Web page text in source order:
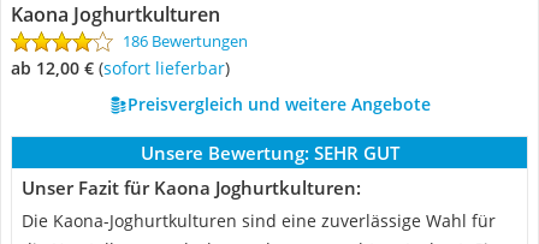
Kaona Joghurtkulturen
186 Bewertungen
ab 12,00 € ( Sofort lieferbar)
Preisvergleich und weitere Angebote
Unsere Bewertung: SEHR GUT
Unser Fazit für Kaona Joghurtkulturen:
Die Kaona-Joghurtkulturen sind eine zuverlässige Wahl für